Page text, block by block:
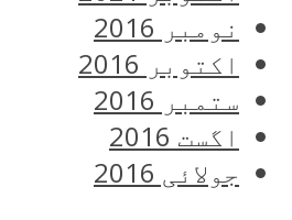
نومبر 2016
اکتوبر 2016
ستمبر 2016
اگست 2016
جولائی 2016